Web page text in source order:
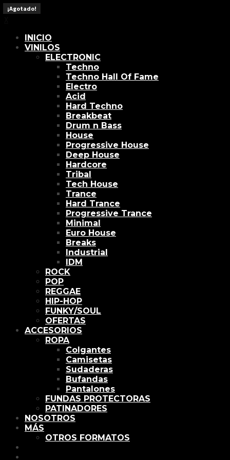
X
INICIO
VINILOS
ELECTRONIC
Techno
Techno Hall Of Fame
Electro
Acid
Hard Techno
Breakbeat
Drum n Bass
House
Progressive House
Deep House
Hardcore
Tribal
Tech House
Trance
Hard Trance
Progressive Trance
Minimal
Euro House
Breaks
Industrial
IDM
ROCK
POP
REGGAE
HIP-HOP
FUNKY/SOUL
OFERTAS
ACCESORIOS
ROPA
Colgantes
Camisetas
Sudaderas
Bufandas
Pantalones
FUNDAS PROTECTORAS
PATINADORES
NOSOTROS
MÁS
OTROS FORMATOS
¡Agotado!
¡Agotado!
¡Agotado!
¡Agotado!
¡Agotado!
¡Agotado!
¡Agotado!
¡Agotado!
¡Agotado!